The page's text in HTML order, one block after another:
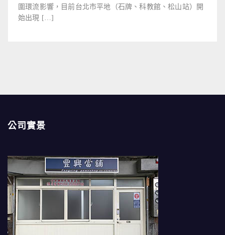
圍環流影響，目前台北市平地（石牌、科教館、松山站）開
始出現 […]
公司實景